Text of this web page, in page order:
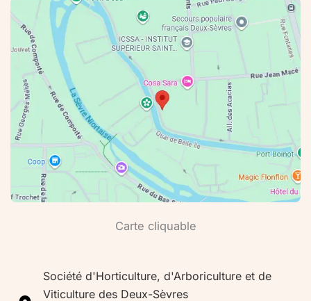
Carte cliquable
Société d'Horticulture, d'Arboriculture et de
Viticulture des Deux-Sèvres